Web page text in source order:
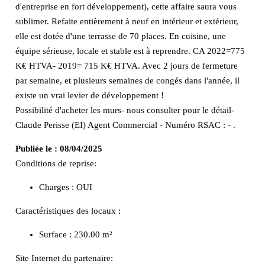
d'entreprise en fort développement), cette affaire saura vous
sublimer. Refaite entièrement à neuf en intérieur et extérieur,
elle est dotée d'une terrasse de 70 places. En cuisine, une
équipe sérieuse, locale et stable est à reprendre. CA 2022=775
K€ HTVA- 2019= 715 K€ HTVA. Avec 2 jours de fermeture
par semaine, et plusieurs semaines de congés dans l'année, il
existe un vrai levier de développement !
Possibilité d'acheter les murs- nous consulter pour le détail-
Claude Perisse (EI) Agent Commercial - Numéro RSAC : - .
Publiée le : 08/04/2025
Conditions de reprise:
Charges : OUI
Caractéristiques des locaux :
Surface : 230.00 m²
Site Internet du partenaire: